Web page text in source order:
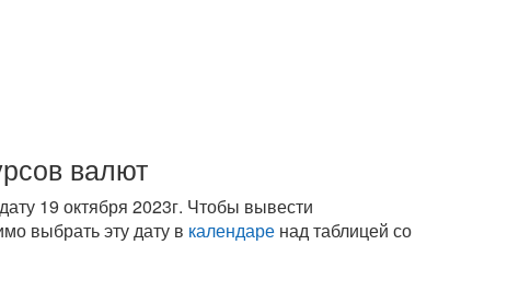
валют
19 октября 2023г. Чтобы вывести
выбрать эту дату в календаре над таблицей со